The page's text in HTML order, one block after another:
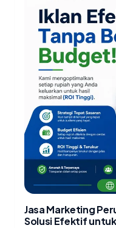
Jasa Marketing
Solusi Efektif